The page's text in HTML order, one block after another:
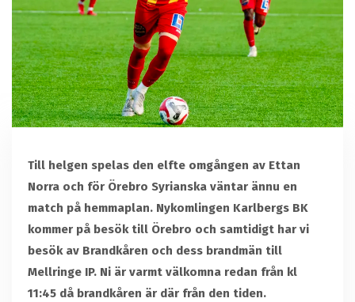
Till helgen spelas den elfte omgången av Ettan
Norra och för Örebro Syrianska väntar ännu en
match på hemmaplan. Nykomlingen Karlbergs BK
kommer på besök till Örebro och samtidigt har vi
besök av Brandkåren och dess brandmän till
Mellringe IP. Ni är varmt välkomna redan från kl
11:45 då brandkåren är där från den tiden.